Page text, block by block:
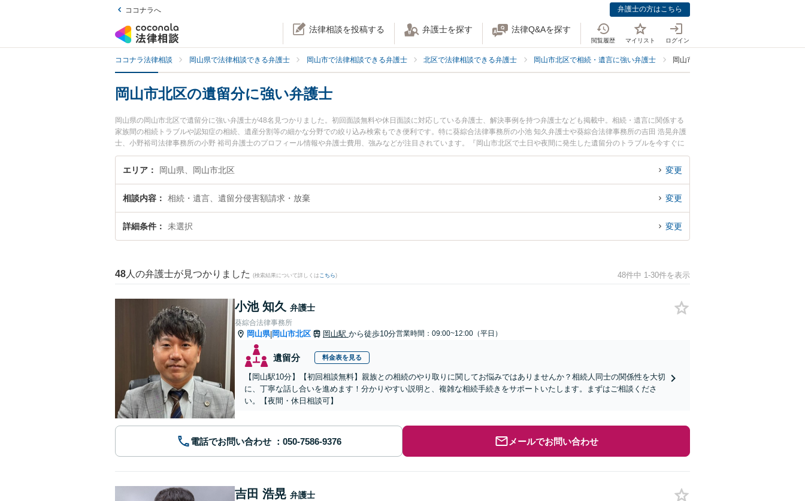
ココナラへ 弁護士の方はこちら
法律相談を投稿する 弁護士を探す 法律Q&Aを探す
閲覧履歴 マイリスト ログイン
ココナラ法律相談 岡山県で法律相談できる弁護士 岡山市で法律相談できる弁護士 北区で法律相談できる弁護士 岡山市北区で相続・遺言に強い弁護士 岡山市北区で遺留分侵害額請求・放棄に
岡山市北区の遺留分に強い弁護士
岡山県の岡山市北区で遺留分に強い弁護士が48名見つかりました。初回面談無料や休日面談に対応している弁護士、解決事例を持つ弁護士なども掲載中。相続・遺言に関係する
家族間の相続トラブルや認知症の相続、遺産分割等の細かな分野での絞り込み検索もでき便利です。特に葵綜合法律事務所の小池 知久弁護士や葵綜合法律事務所の吉田 浩晃弁護
士、小野裕司法律事務所の小野 裕司弁護士のプロフィール情報や弁護士費用、強みなどが注目されています。『岡山市北区で土日や夜間に発生した遺留分のトラブルを今すぐに
弁護士に相談したい』『遺留分のトラブル解決の実績豊富な近くの弁護士を検索したい』『初回相談無料で遺留分を法律相談できる岡山市北区内の弁護士に相談予約したい』など
でお困りの相談者さんにおすすめです。
エリア 岡山県、岡山市北区 変更
相談内容 相続・遺言、遺留分侵害額請求・放棄 変更
詳細条件 未選択 変更
48 人の弁護士が見つかりました (検索結果について詳しくは こちら) 48件中 1-30件を表示
小池 知久 弁護士
葵綜合法律事務所
岡山県|岡山市北区 岡山駅 から徒歩10分営業時間：09:00~12:00（平日）
遺留分 料金表を見る
【岡山駅10分】【初回相談無料】親族との相続のやり取りに関してお悩みではありませんか？相続人同士の関係性を大切
に、丁寧な話し合いを進めます！分かりやすい説明と、複雑な相続手続きをサポートいたします。まずはご相談くださ
い。【夜間・休日相談可】
電話でお問い合わせ メールでお問い合わせ
吉田 浩晃 弁護士